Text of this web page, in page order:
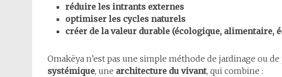
réduire les intrants externes
optimiser les cycles naturels
créer de la valeur durable (écologique, alimentaire,
Omakëya n’est pas une simple méthode de jardinage ou
systémique, une architecture du vivant, qui combine :